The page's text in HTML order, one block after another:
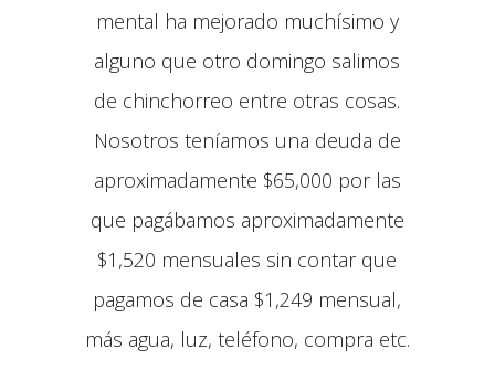
mental ha mejorado muchísimo y
alguno que otro domingo salimos
de chinchorreo entre otras cosas.
Nosotros teníamos una deuda de
aproximadamente $65,000 por las
que pagábamos aproximadamente
$1,520 mensuales sin contar que
pagamos de casa $1,249 mensual,
más agua, luz, teléfono, compra etc.